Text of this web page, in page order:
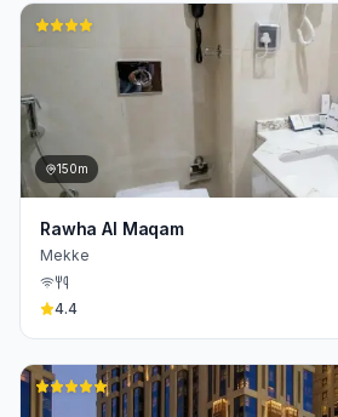
150m
Rawha Al Maqam
Mekke
4.4